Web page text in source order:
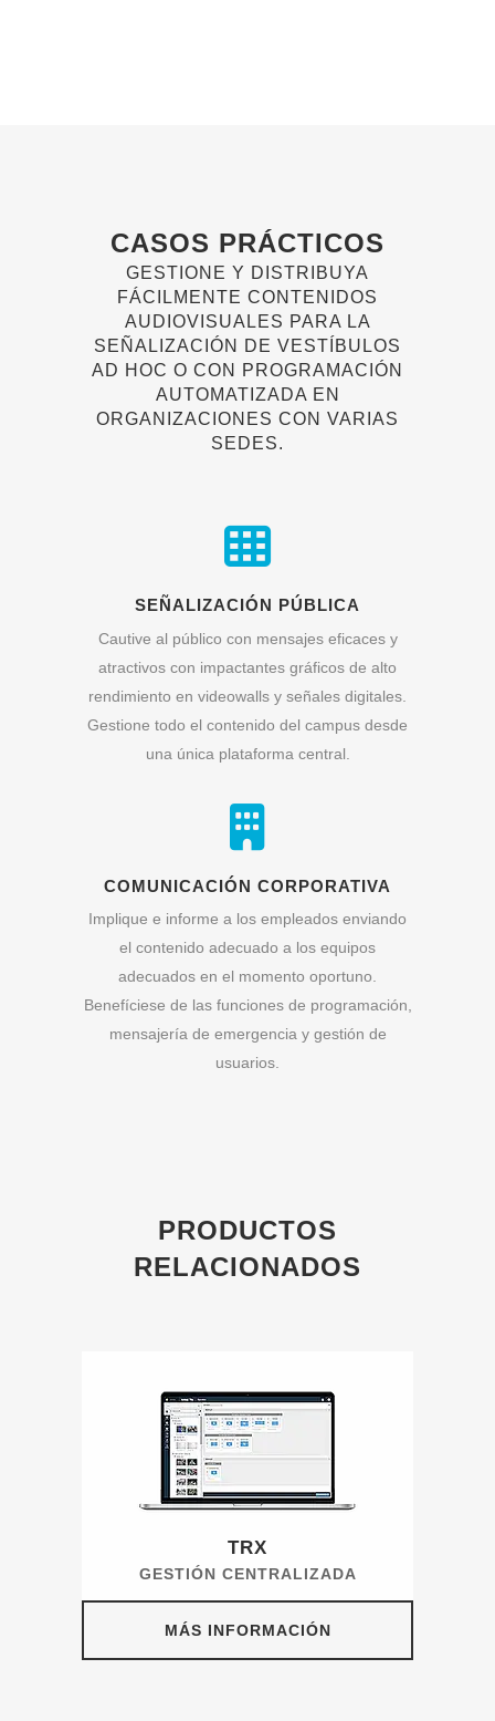
CASOS PRÁCTICOS
GESTIONE Y DISTRIBUYA
FÁCILMENTE CONTENIDOS
AUDIOVISUALES PARA LA
SEÑALIZACIÓN DE VESTÍBULOS
AD HOC O CON PROGRAMACIÓN
AUTOMATIZADA EN
ORGANIZACIONES CON VARIAS
SEDES.
SEÑALIZACIÓN PÚBLICA
Cautive al público con mensajes eficaces y
atractivos con impactantes gráficos de alto
rendimiento en videowalls y señales digitales.
Gestione todo el contenido del campus desde
una única plataforma central.
COMUNICACIÓN CORPORATIVA
Implique e informe a los empleados enviando
el contenido adecuado a los equipos
adecuados en el momento oportuno.
Benefíciese de las funciones de programación,
mensajería de emergencia y gestión de
usuarios.
PRODUCTOS
RELACIONADOS
TRX
GESTIÓN CENTRALIZADA
MÁS INFORMACIÓN